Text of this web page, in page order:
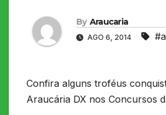
By Araucaria
AGO 6, 2014
Confira alguns troféus
Araucária DX nos Concursos